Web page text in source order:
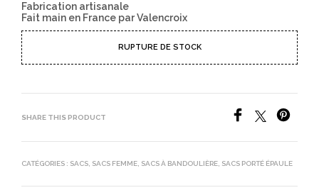
Fabrication artisanale
Fait main en France par Valencroix
RUPTURE DE STOCK
SHARE THIS PRODUCT
CATÉGORIES : SACS, SACS FEMME, SACS À BANDOULIÈRE, SACS PORTÉ ÉPAULE